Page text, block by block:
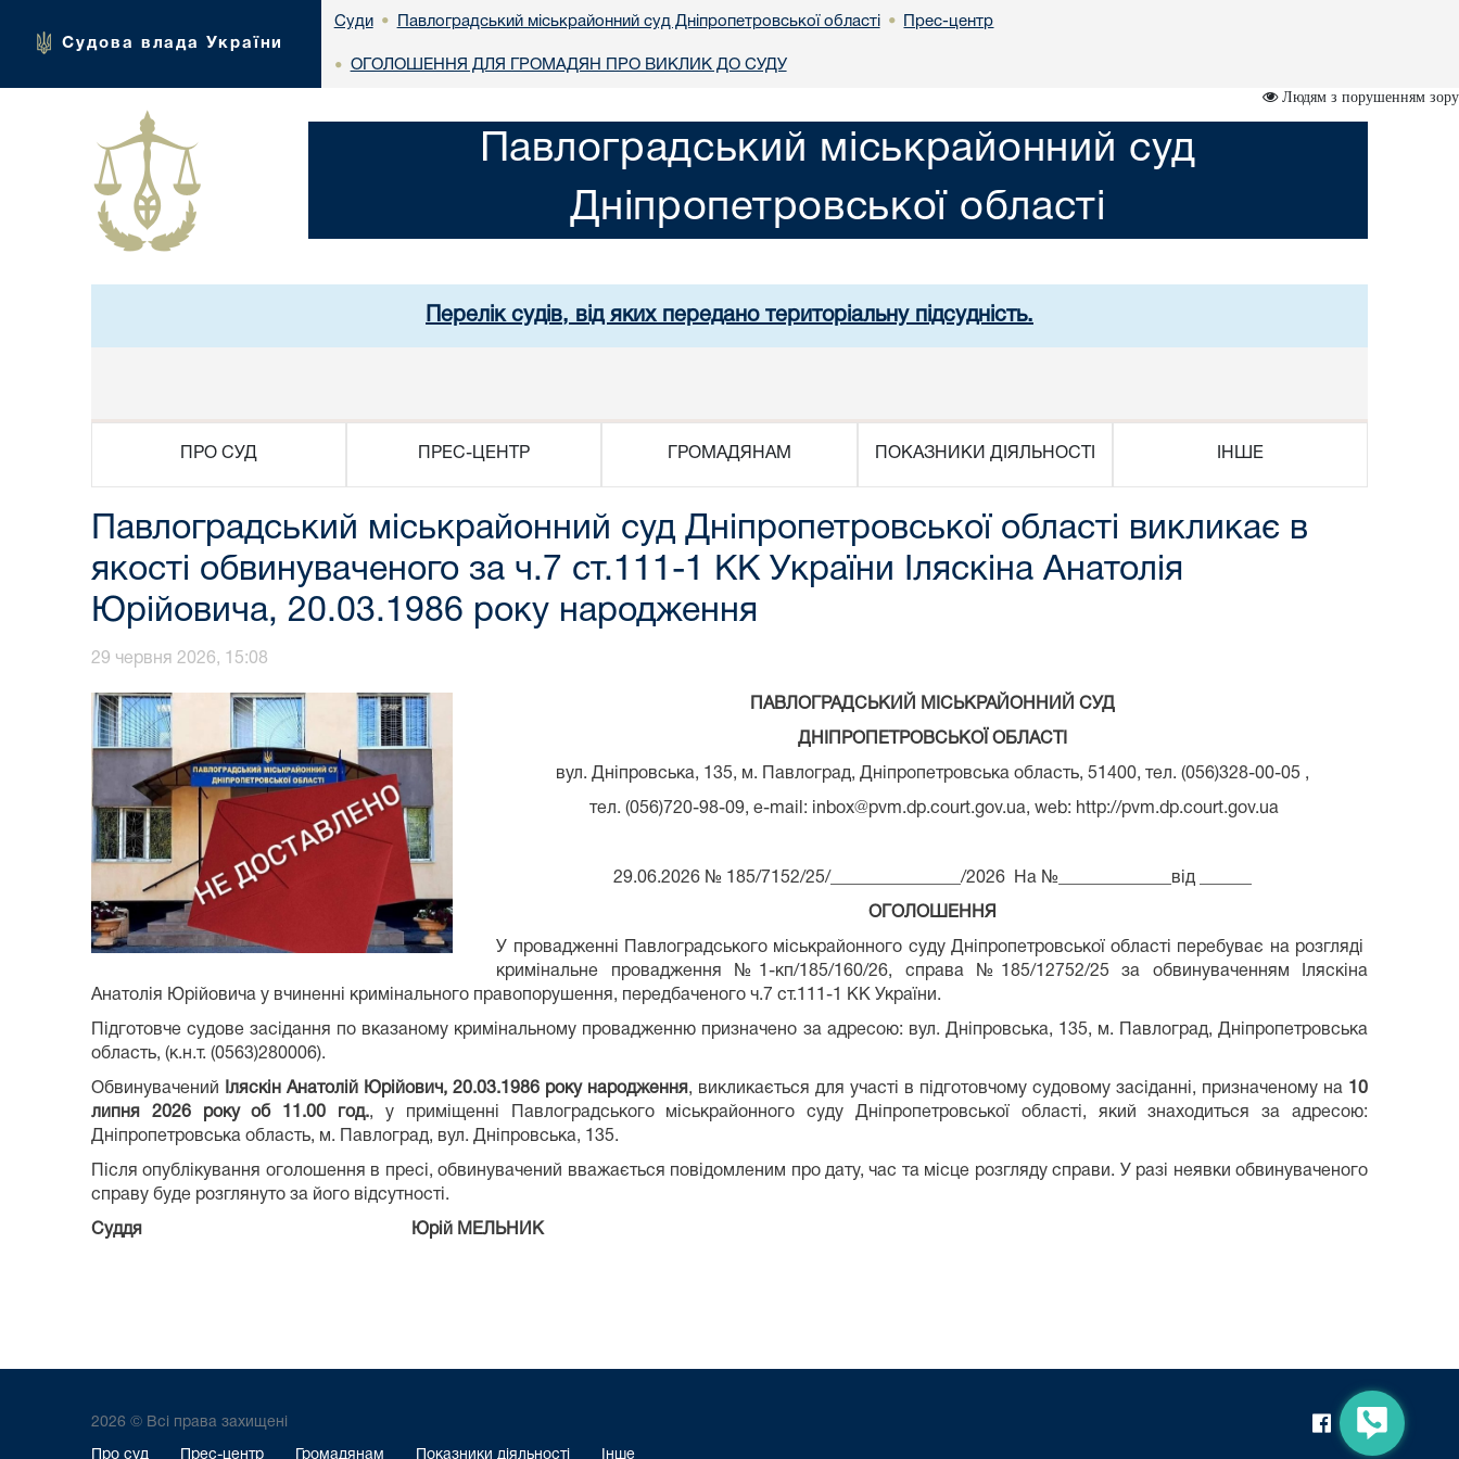
Судова влада України
Суди • Павлоградський міськрайонний суд Дніпропетровської області • Прес-центр
• ОГОЛОШЕННЯ ДЛЯ ГРОМАДЯН ПРО ВИКЛИК ДО СУДУ
Людям з порушенням зору
Павлоградський міськрайонний суд
Дніпропетровської області
Перелік судів, від яких передано територіальну підсудність.
ПРО СУД ПРЕС-ЦЕНТР ГРОМАДЯНАМ ПОКАЗНИКИ ДІЯЛЬНОСТІ ІНШЕ
Павлоградський міськрайонний суд Дніпропетровської області викликає в
якості обвинуваченого за ч.7 ст.111-1 КК України Іляскіна Анатолія
Юрійовича, 20.03.1986 року народження
29 червня 2026, 15:08
ПАВЛОГРАДСЬКИЙ МІСЬКРАЙОННИЙ СУД
ДНІПРОПЕТРОВСЬКОЇ ОБЛАСТІ
вул. Дніпровська, 135, м. Павлоград, Дніпропетровська область, 51400, тел. (056)328-00-05 ,
тел. (056)720-98-09, e-mail: inbox@pvm.dp.court.gov.ua, web: http://pvm.dp.court.gov.ua
29.06.2026 № 185/7152/25/___­­­­­­­­­­­­­_­­­­­________­­­­___/2026 На №_____________від ___­­­­­­­­­­­­­­­­­­___
ОГОЛОШЕННЯ
У провадженні Павлоградського міськрайонного суду Дніпропетровської області перебуває на розгляді
кримінальне провадження №1-кп/185/160/26, справа №185/12752/25 за обвинуваченням Іляскіна
Анатолія Юрійовича у вчиненні кримінального правопорушення, передбаченого ч.7 ст.111-1 КК України.
Підготовче судове засідання по вказаному кримінальному провадженню призначено за адресою: вул. Дніпровська, 135, м. Павлоград, Дніпропетровська
область, (к.н.т. (0563)280006).
Обвинувачений ляскін Анатолій Юрійович, 20.03.1986 року народження, викликається для участі в підготовчому судовому засіданні, призначеному на 10
липня 2026 року об 11.00 год., у приміщенні Павлоградського міськрайонного суду Дніпропетровської області, який знаходиться за адресою:
Дніпропетровська область, м. Павлоград, вул. Дніпровська, 135.
Після опублікування оголошення в пресі, обвинувачений вважається повідомленим про дату, час та місце розгляду справи. У разі неявки обвинуваченого
справу буде розглянуто за його відсутності.
Суддя Юрій МЕЛЬНИК
2026 © Всі права захищені
Про суд Прес-центр Громадянам Показники діяльності Інше